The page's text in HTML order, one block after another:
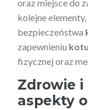
oraz miejsce do
kolejne
bezpieczeństwa
zapewnieniu kotu
fizycznej oraz
Zdrowie i
aspekty